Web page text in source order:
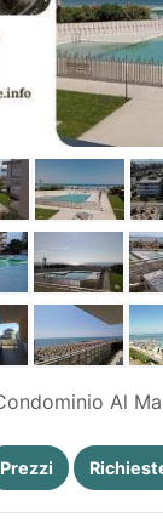
Condominio Al
Prezzi